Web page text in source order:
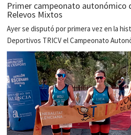
Primer campeonato autonómico
Relevos Mixtos
Ayer se disputó por primera vez en la
Deportivos TRICV el Campeonato